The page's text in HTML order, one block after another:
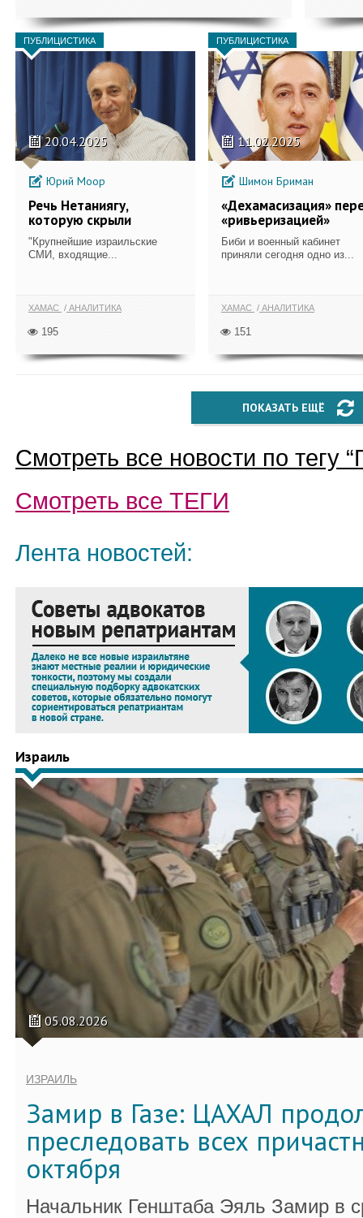
ПУБЛИЦИСТИКА
20.04.2025
Юрий Моор
Речь Нетаниягу,
которую скрыли
"Крупнейшие израильские
СМИ, входящие...
ХАМАС АНАЛИТИКА
195
ПУБЛИЦИСТИКА
11.02.2025
Шимон Бриман
«Дехамасизация»
«ривьеризацией»
Биби и военный кабинет
приняли сегодня одно из...
ХАМАС АНАЛИТИКА
151
ПОКАЗАТЬ ЕЩЁ
Смотреть все новости по тегу “
Смотреть все ТЕГИ
Лента новостей:
Израиль
05.08.2026
ИЗРАИЛЬ
Замир в Газе: ЦАХАЛ
преследовать всех
октября
Начальник Генштаба Эяль Замир в